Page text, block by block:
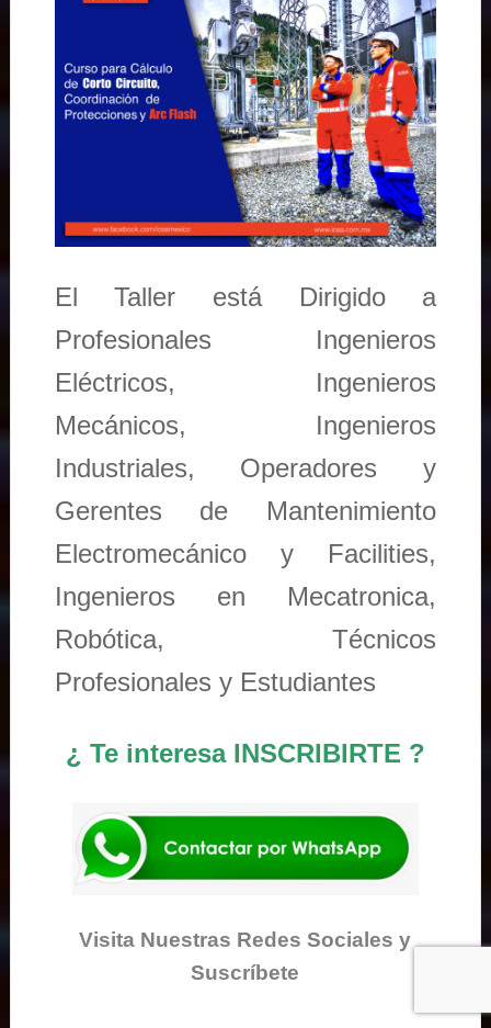
El Taller está Dirigido a
Profesionales Ingenieros
Eléctricos, Ingenieros
Mecánicos, Ingenieros
Industriales, Operadores y
Gerentes de Mantenimiento
Electromecánico y Facilities,
Ingenieros en Mecatronica,
Robótica, Técnicos
Profesionales y Estudiantes
¿ Te interesa INSCRIBIRTE ?
Visita Nuestras Redes Sociales y
Suscríbete